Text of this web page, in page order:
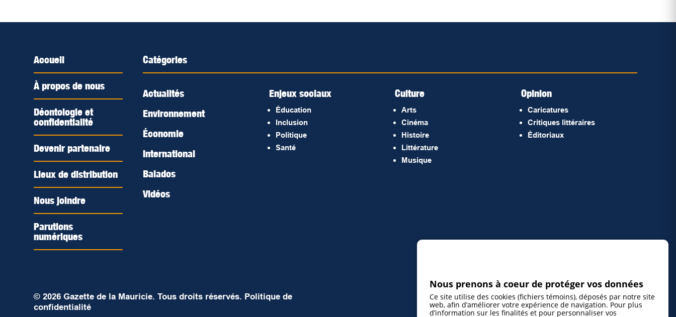
Accueil
À propos de nous
Déontologie et
confidentialité
Devenir partenaire
Lieux de distribution
Nous joindre
Parutions
numériques
Catégories
Actualités
Environnement
Économie
International
Balados
Vidéos
Enjeux sociaux
Éducation
Inclusion
Politique
Santé
Culture
Arts
Cinéma
Histoire
Littérature
Musique
Opinion
Caricatures
Critiques littéraires
Éditoriaux
© 2026 Gazette de la Mauricie. Tous droits réservés. Politique de
confidentialité
Nous prenons à coeur de protéger vos données
Ce site utilise des cookies (fichiers témoins), déposés par notre site
web, afin d’améliorer votre expérience de navigation. Pour plus
d’information sur les finalités et pour personnaliser vos